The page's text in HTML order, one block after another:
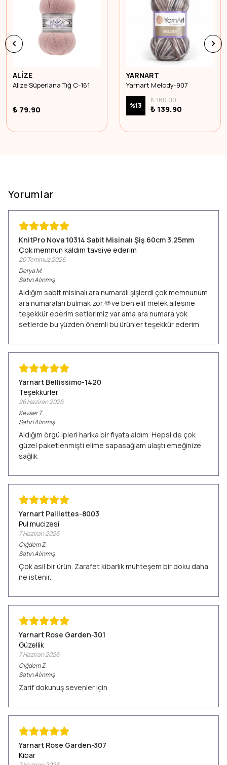
ALİZE
Alize Süperlana Tığ C-161
₺ 79.90
YARNART
Yarnart Melody-907
%13
₺ 160.00
₺ 139.90
Yorumlar
KnitPro Nova 10314 Sabit Misinalı Şiş 60cm 3.25mm
Çok memnun kaldım tavsiye ederim
20 Temmuz 2026
DeryaM.
Satın Alınmış
Aldığım sabit misinalı ara numaralı şişlerdi çok memnunum
ara numaraları bulmak zor 🫶ve ben elif melek ailesine
teşekkür ederim setlerimiz var ama ara numara yok
setlerde bu yüzden önemli bu ürünler teşekkür ederim
Yarnart Bellissimo-1420
Teşekkürler
26 Haziran 2026
Kevser T.
Satın Alınmış
Aldığım örgü ipleri harika bir fiyata aldım. Hepsi de çok
güzel paketlenmişti elime sapasağlam ulaştı emeğinize
sağlık
Yarnart Paillettes-8003
Pul mucizesi
7 Haziran 2026
ÇiğdemZ.
Satın Alınmış
Çok asil bir ürün. Zarafet kibarlık muhteşem bir doku daha
ne istenir.
Yarnart Rose Garden-301
Güzellik
7 Haziran 2026
ÇiğdemZ.
Satın Alınmış
Zarif dokunuş sevenler için
Yarnart Rose Garden-307
Kibar